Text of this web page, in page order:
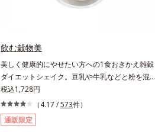
飲む穀物美
美しく健康的にやせたい方への1食おきかえ雑穀
ダイエットシェイク。豆乳や牛乳などと粉を混ぜ
るだけで簡単、1食おきかえ雑穀ダイエットシェ
イクです。サクサクッと噛める食感豊かな大豆フ
レークが、噛むことで食欲を満たしてくれます。
さらに腹もちが良い食物繊維のグルコマンナンが
税込1,728円
（4.17 /573件）
通販限定